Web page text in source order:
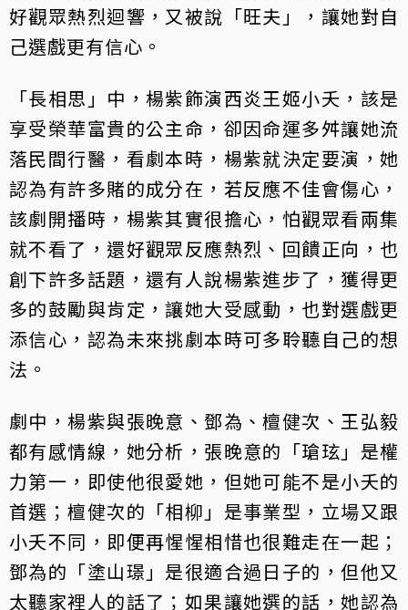
好觀眾熱烈迴響，又被說「旺夫」，讓她對自
己選戲更有信心。
「長相思」中，楊紫飾演西炎王姬小夭，該是
享受榮華富貴的公主命，卻因命運多舛讓她流
落民間行醫，看劇本時，楊紫就決定要演，她
認為有許多賭的成分在，若反應不佳會傷心，
該劇開播時，楊紫其實很擔心，怕觀眾看兩集
就不看了，還好觀眾反應熱烈、回饋正向，也
創下許多話題，還有人說楊紫進步了，獲得更
多的鼓勵與肯定，讓她大受感動，也對選戲更
添信心，認為未來挑劇本時可多聆聽自己的想
法。
劇中，楊紫與張晚意、鄧為、檀健次、王弘毅
都有感情線，她分析，張晚意的「瑲玹」是權
力第一，即使他很愛她，但她可能不是小夭的
首選；檀健次的「相柳」是事業型，立場又跟
小夭不同，即便再惺惺相惜也很難走在一起；
鄧為的「塗山璟」是很適合過日子的，但他又
太聽家裡人的話了；如果讓她選的話，她認為